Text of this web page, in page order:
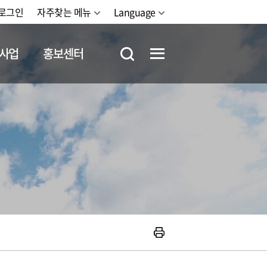
그인 자주찾는 메뉴 Language
업 홍보센터